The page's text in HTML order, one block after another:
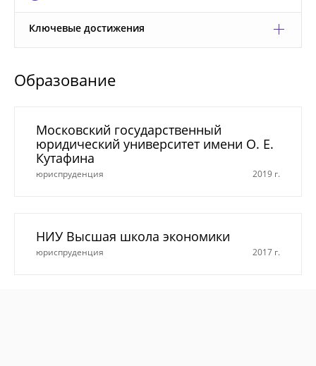
Ключевые достижения
Образование
Московский государственный
юридический университет имени О. Е.
Кутафина
юриспруденция 2019 г.
НИУ Высшая школа экономики
юриспруденция 2017 г.